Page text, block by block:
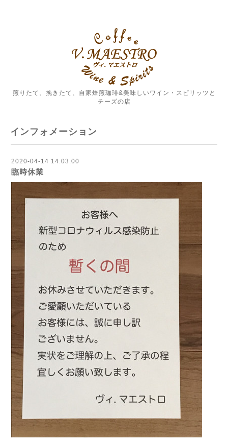
煎りたて、挽きたて、自家焙煎珈琲&美味しいワイン・スピリッツと
チーズの店
インフォメーション
2020-04-14 14:03:00
臨時休業